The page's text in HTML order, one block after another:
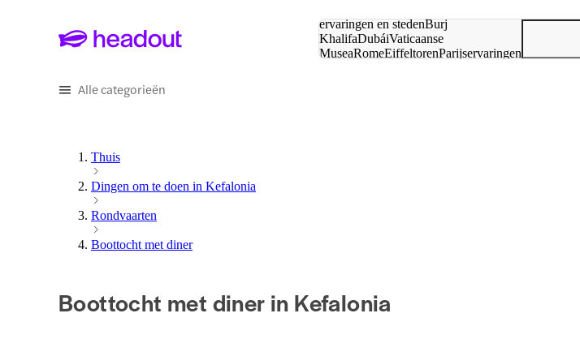
ervaringen en stedenBurj
KhalifaDubáiVaticaanse
MuseaRomeEiffeltorenParijservaringen
Alle categorieën
Thuis
Dingen om te doen in Kefalonia
Rondvaarten
Boottocht met diner
Boottocht met diner in Kefalonia